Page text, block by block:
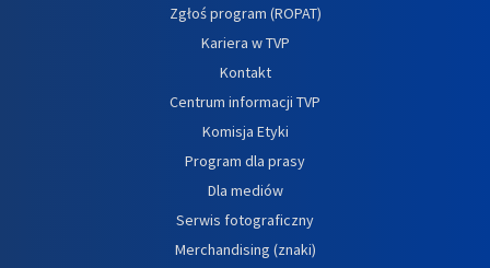
Zgłoś program (ROPAT)
Kariera w TVP
Kontakt
Centrum informacji TVP
Komisja Etyki
Program dla prasy
Dla mediów
Serwis fotograficzny
Merchandising (znaki)